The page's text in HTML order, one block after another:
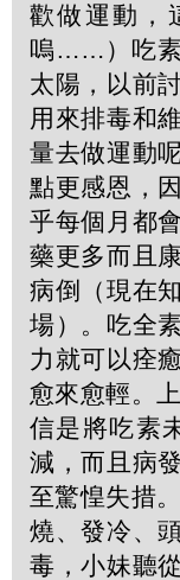
歡做運動，
嗚……）吃素
太陽，以前
用來排毒和
量去做運動
點更感恩，
乎每個月都
藥更多而且
病倒（現在
場）。吃全
力就可以痊
愈來愈輕。
信是將吃素
減，而且病
至驚惶失措
燒、發冷、
毒，小妹聽